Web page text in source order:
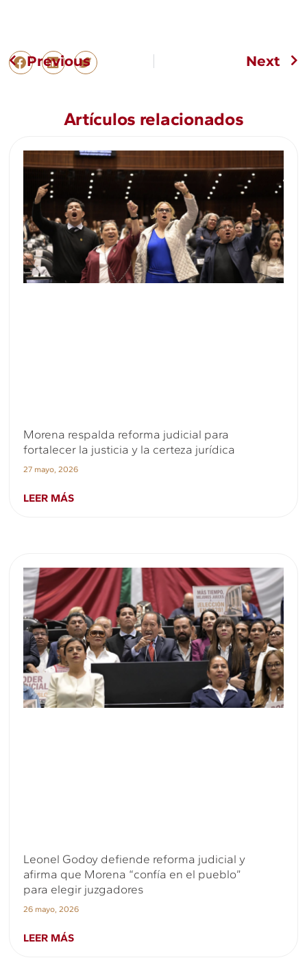
Previous Next
Artículos relacionados
Morena respalda reforma judicial para
fortalecer la justicia y la certeza jurídica
27 mayo, 2026
LEER MÁS
Leonel Godoy defiende reforma judicial y
afirma que Morena “confía en el pueblo”
para elegir juzgadores
26 mayo, 2026
LEER MÁS